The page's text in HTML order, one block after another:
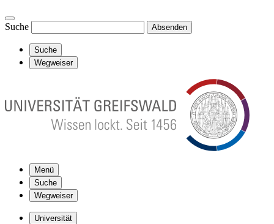
Suche Absenden
Suche
Wegweiser
Menü
Suche
Wegweiser
Universität